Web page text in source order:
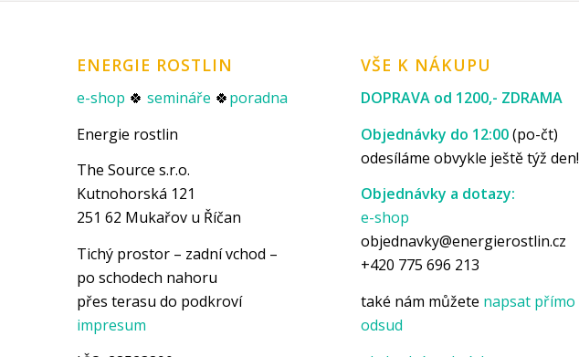
ENERGIE ROSTLIN
e-shop 🍀 semináře 🍀poradna
Energie rostlin
The Source s.r.o.
Kutnohorská 121
251 62 Mukařov u Říčan
Tichý prostor – zadní vchod –
po schodech nahoru
přes terasu do podkroví
impresum
VŠE K NÁKUPU
DOPRAVA od 1200,- ZDRAMA
Objednávky do 12:00(po-čt)
odesíláme obvykle ještě týž den!
Objednávky a dotazy:
e-shop
objednavky@energierostlin.cz
+420 775 696 213
také nám můžete napsat přímo
odsud